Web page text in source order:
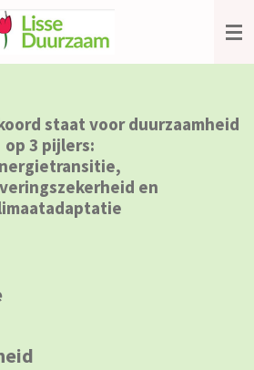
staat voor duurzaamheid
op 3 pijlers:
en